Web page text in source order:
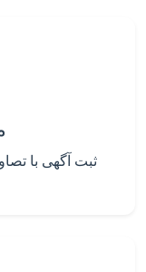
ثبت آگهی با